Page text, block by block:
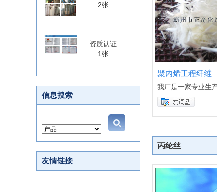
2张
资质认证
1张
信息搜索
友情链接
聚内烯工程纤维
我厂是一家专业生
丙纶丝